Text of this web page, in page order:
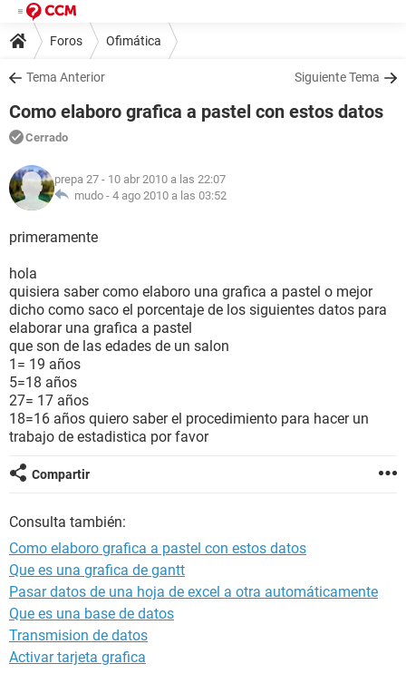
Foros Ofimática
Tema Anterior Siguiente Tema
Como elaboro grafica a pastel con estos datos
Cerrado
prepa 27 - 10 abr 2010 a las 22:07
mudo - 4 ago 2010 a las 03:52
primeramente
hola
quisiera saber como elaboro una grafica a pastel o mejor
dicho como saco el porcentaje de los siguientes datos para
elaborar una grafica a pastel
que son de las edades de un salon
1= 19 años
5=18 años
27= 17 años
18=16 años quiero saber el procedimiento para hacer un
trabajo de estadistica por favor
Compartir
Consulta también:
Como elaboro grafica a pastel con estos datos
Que es una grafica de gantt
Pasar datos de una hoja de excel a otra automáticamente
Que es una base de datos
Transmision de datos
Activar tarjeta grafica